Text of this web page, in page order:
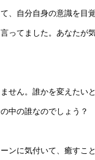
、自分自身の意識を目
ってました。あなたが
せん。誰かを変えたい
中の誰なのでしょう？
ンに気付いて、癒すこ